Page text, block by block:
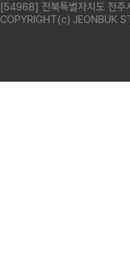
[54968] 전북특별자치도 전
COPYRIGHT(c) JEONBUK